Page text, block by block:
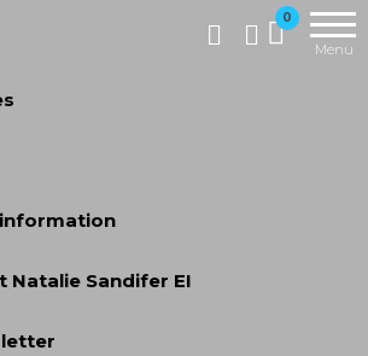
Gifts |
la
0
Menu
Natalie Sandifer EI